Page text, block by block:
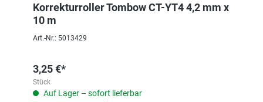
Korrekturroller Tombow CT-YT4 4,2 mm x
10 m
Art.-Nr.: 5013429
3,25 €*
Stück
Auf Lager – sofort lieferbar